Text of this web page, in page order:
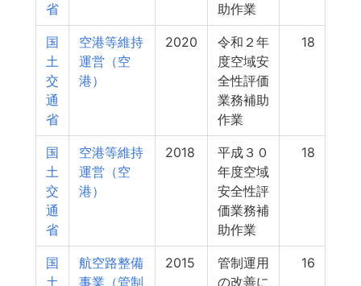
省
助作業
国
土
交
通
省
空港等維持
運営（空
港）
2020
令和２年
度空域安
全性評価
業務補助
作業
18
国
土
交
通
省
空港等維持
運営（空
港）
2018
平成３０
年度空域
安全性評
価業務補
助作業
18
国
土
航空路整備
事業（管制
2015
管制運用
の改善に
16